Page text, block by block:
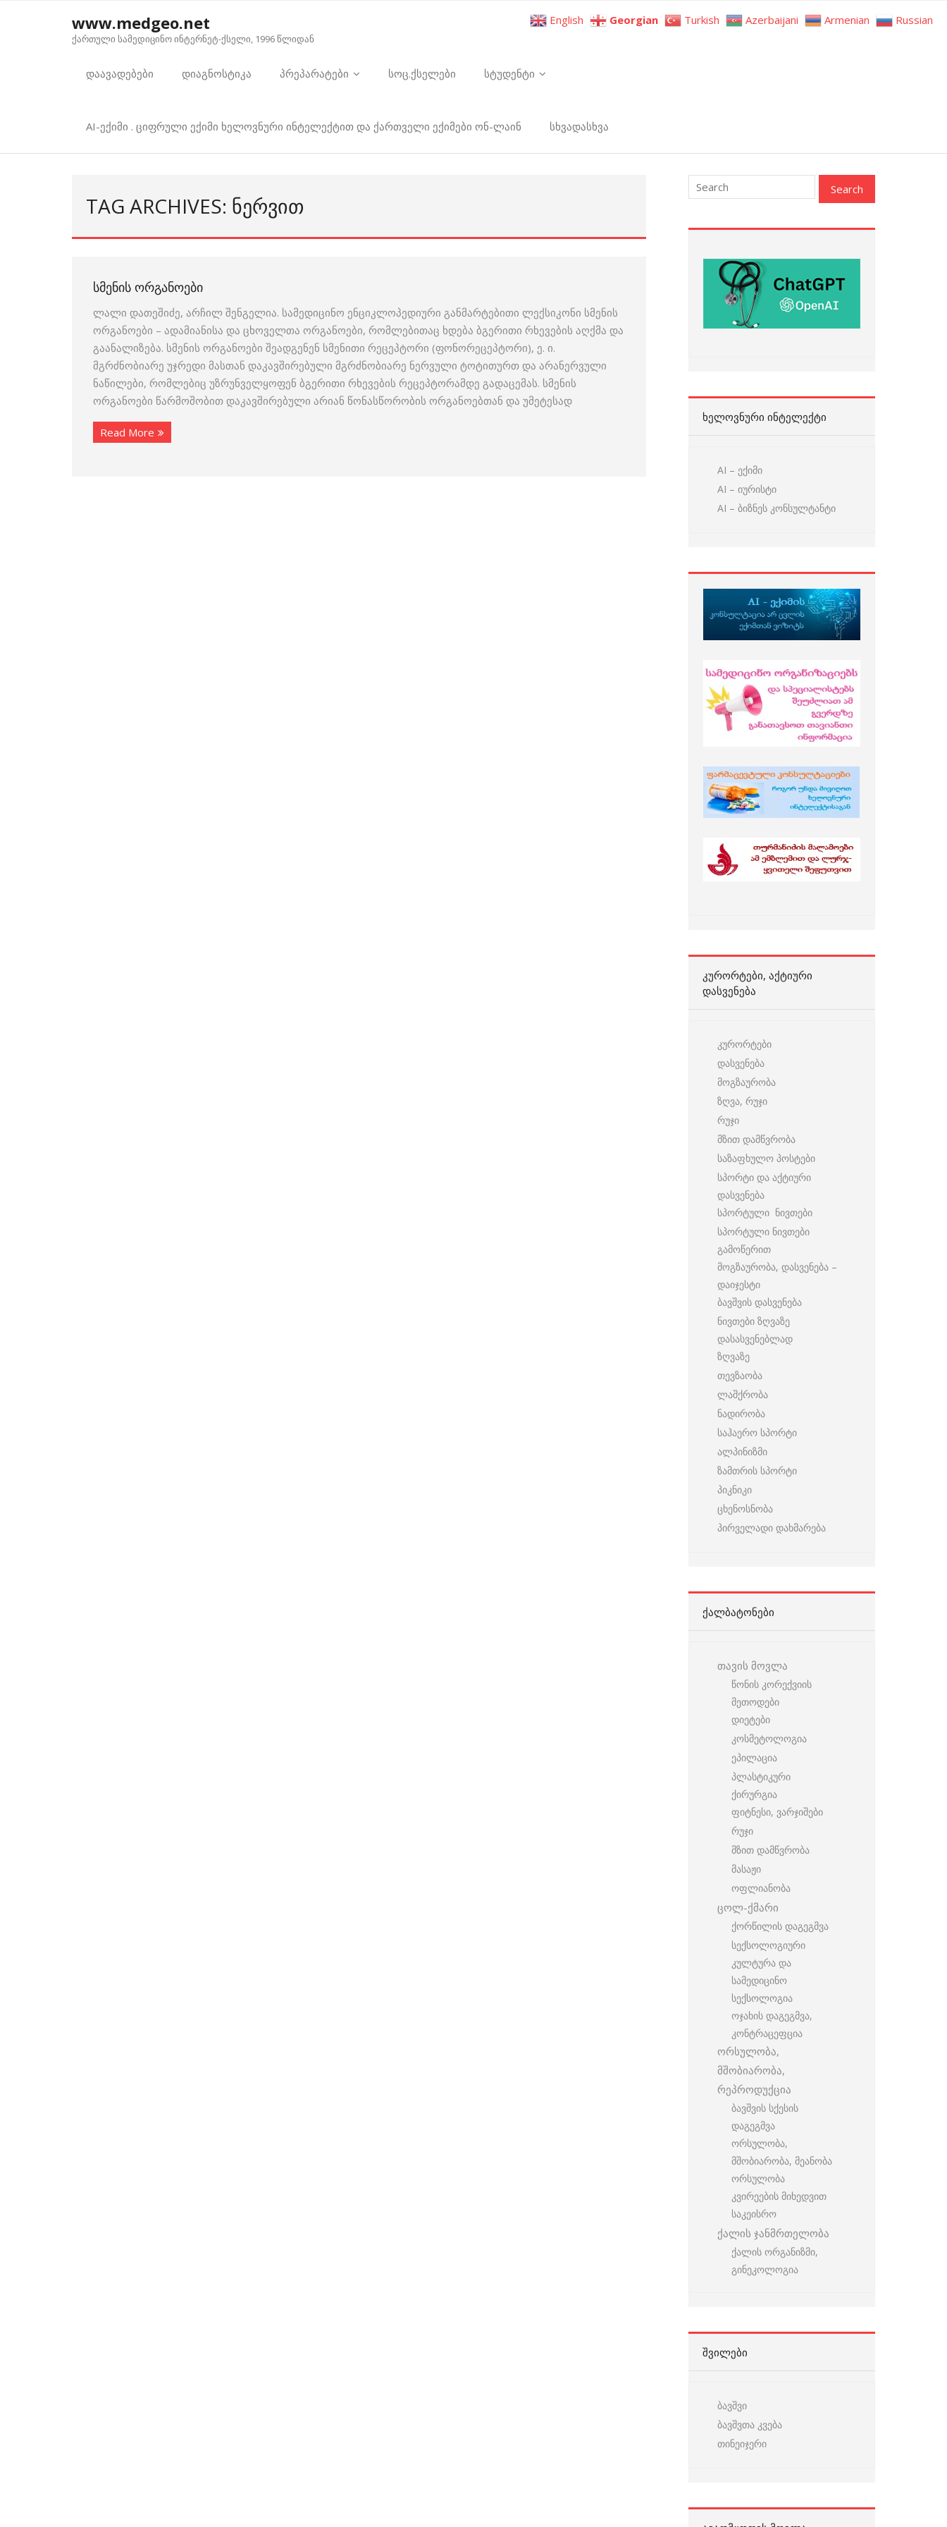
www.medgeo.net
ქართული სამედიცინო ინტერნეტ-ქსელი, 1996 წლიდან
დაავადებები დიაგნოსტიკა პრეპარატები სოც.ქსელები სტუდენტი
AI-ექიმი . ციფრული ექიმი ხელოვნური ინტელექტით და ქართველი ექიმები ონ-ლაინ სხვადასხვა
TAG ARCHIVES: ᲜᲔᲠᲕᲘᲗ
ᲡᲛᲔᲜᲘᲡ ᲝᲠᲒᲐᲜᲝᲔᲑᲘ
ლალი დათეშიძე, არჩილ შენგელია. სამედიცინო ენციკლოპედიური განმარტებითი ლექსიკონი სმენის
ორგანოები – ადამიანისა და ცხოველთა ორგანოები, რომლებითაც ხდება ბგერითი რხევების აღქმა და
გაანალიზება. სმენის ორგანოები შეადგენენ სმენითი რეცეპტორი (ფონორეცეპტორი), ე. ი.
მგრძნობიარე უჯრედი მასთან დაკავშირებული მგრძნობიარე ნერვული ტოტითურთ და არანერვული
ნაწილები, რომლებიც უზრუნველყოფენ ბგერითი რხევების რეცეპტორამდე გადაცემას. სმენის
ორგანოები წარმოშობით დაკავშირებული არიან წონასწორობის ორგანოებთან და უმეტესად
Read More
ᲮᲔᲚᲝᲕᲜᲣᲠᲘ ᲘᲜᲢᲔᲚᲔᲥᲢᲘ
AI – ექიმი
AI – იურისტი
AI – ბიზნეს კონსულტანტი
ᲙᲣᲠᲝᲠᲢᲔᲑᲘ, ᲐᲥᲢᲘᲣᲠᲘ
ᲓᲐᲡᲕᲔᲜᲔᲑᲐ
კურორტები
დასვენება
მოგზაურობა
ზღვა, რუჯი
რუჯი
მზით დამწვრობა
საზაფხულო პოსტები
სპორტი და აქტიური
დასვენება
სპორტული ნივთები
სპორტული ნივთები
გამოწერით
მოგზაურობა, დასვენება –
დაიჯესტი
ბავშვის დასვენება
ნივთები ზღვაზე
დასასვენებლად
ზღვაზე
თევზაობა
ლაშქრობა
ნადირობა
საჰაერო სპორტი
ალპინიზმი
ზამთრის სპორტი
პიკნიკი
ცხენოსნობა
პირველადი დახმარება
ᲥᲐᲚᲑᲐᲢᲝᲜᲔᲑᲘ
თავის მოვლა
წონის კორექვიის
მეთოდები
დიეტები
კოსმეტოლოგია
ეპილაცია
პლასტიკური
ქირურგია
ფიტნესი, ვარჯიშები
რუჯი
მზით დამწვრობა
მასაჟი
ოფლიანობა
ცოლ-ქმარი
ქორწილის დაგეგმვა
სექსოლოგიური
კულტურა და
სამედიცინო
სექსოლოგია
ოჯახის დაგეგმვა,
კონტრაცეფცია
ორსულობა,
მშობიარობა,
რეპროდუქცია
ბავშვის სქესის
დაგეგმვა
ორსულობა,
მშობიარობა, მეანობა
ორსულობა
კვირეების მიხედვით
საკეისრო
ქალის ჯანმრთელობა
ქალის ორგანიზმი,
გინეკოლოგია
ᲨᲕᲘᲚᲔᲑᲘ
ბავშვი
ბავშვთა კვება
თინეიჯერი
English Georgian Turkish Azerbaijani Armenian Russian